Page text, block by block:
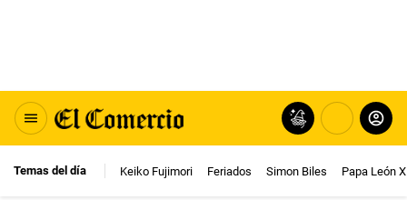
Temas del día Keiko Fujimori Feriados Simon Biles Papa León